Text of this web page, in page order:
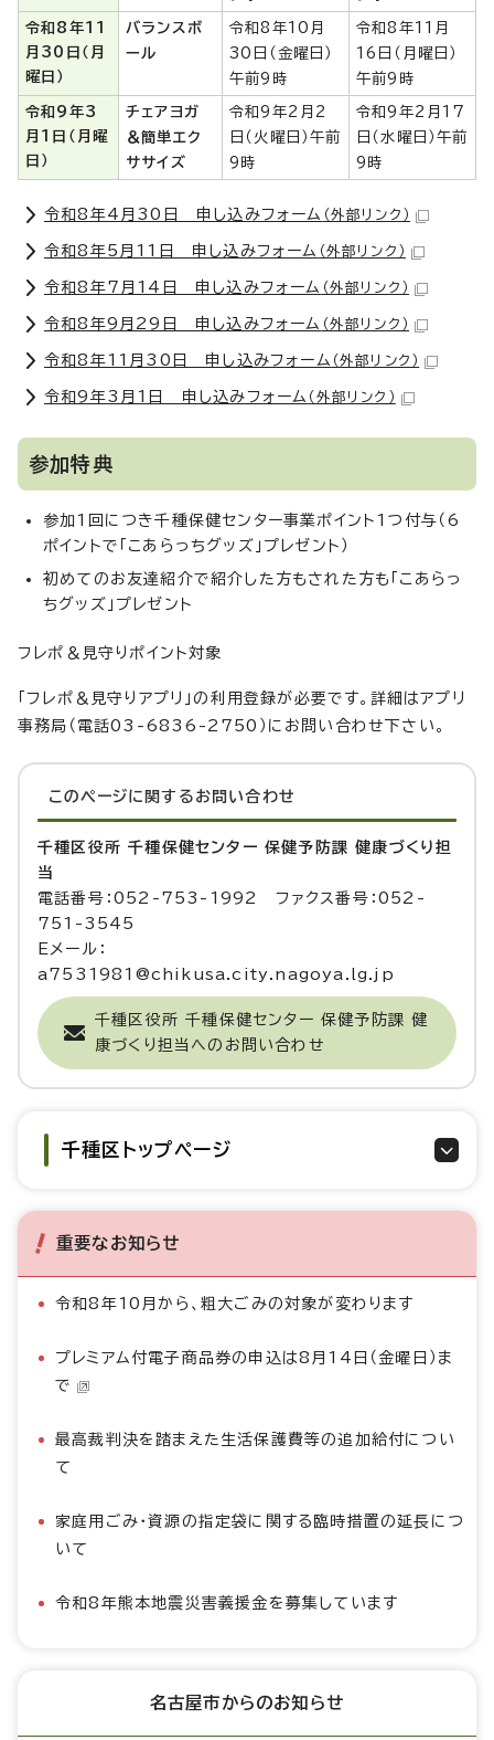
令和8年11
月30日（月
曜日）
バランスボ
ール
令和8年10月
30日（金曜日）
午前9時
令和8年11月
16日（月曜日）
午前9時
令和9年3
月1日（月曜
日）
チェアヨガ
＆簡単エク
ササイズ
令和9年2月2
日（火曜日）午前
9時
令和9年2月17
日（水曜日）午前
9時
令和8年4月30日 申し込みフォーム （外部リンク）
令和8年5月11日 申し込みフォーム （外部リンク）
令和8年7月14日 申し込みフォーム （外部リンク）
令和8年9月29日 申し込みフォーム （外部リンク）
令和8年11月30日 申し込みフォーム （外部リンク）
令和9年3月1日 申し込みフォーム （外部リンク）
参加特典
参加1回につき千種保健センター事業ポイント1つ付与（6
ポイントで「こあらっちグッズ」プレゼント）
初めてのお友達紹介で紹介した方もされた方も「こあらっ
ちグッズ」プレゼント
フレポ＆見守りポイント対象
「フレポ＆見守りアプリ」の利用登録が必要です。詳細はアプリ
事務局（電話03-6836-2750）にお問い合わせ下さい。
このページに関する お問い合わせ
千種区役所 千種保健センター 保健予防課 健康づくり担
当
電話番号：052-753-1992 ファクス番号：052-
751-3545
Eメール：
a7531981@chikusa.city.nagoya.lg.jp
千種区役所 千種保健センター 保健予防課 健
康づくり担当へのお問い合わせ
千種区トップページ
重要なお知らせ
令和8年10月から、粗大ごみの対象が変わります
プレミアム付電子商品券の申込は8月14日（金曜日）ま
で
最高裁判決を踏まえた生活保護費等の追加給付につい
て
家庭用ごみ・資源の指定袋に関する臨時措置の延長につ
いて
令和8年熊本地震災害義援金を募集しています
名古屋市からのお知らせ